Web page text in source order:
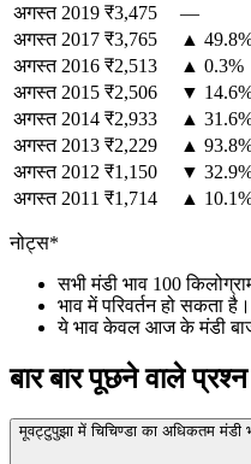
अगस्त 2019 ₹3,475
—
अगस्त 2017 ₹3,765
▲
अगस्त 2016 ₹2,513
▲ 0.3%
अगस्त 2015 ₹2,506
▼
अगस्त 2014 ₹2,933
▲
अगस्त 2013 ₹2,229
▲
अगस्त 2012 ₹1,150
▼
अगस्त 2011 ₹1,714 ▲
नोट्स*
सभी मंडी भाव 100
भाव में परिवर्तन हो सकता है।
ये भाव केवल आज के मंडी
बार बार पूछने वाले
मूवट्टुपुझा में चिचिण्डा का अधिकतम मंडी